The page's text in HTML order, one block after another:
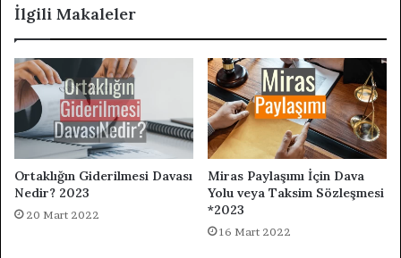
İlgili Makaleler
Ortaklığın Giderilmesi Davası
Nedir? 2023
20 Mart 2022
Miras Paylaşımı İçin Dava
Yolu veya Taksim Sözleşmesi
*2023
16 Mart 2022